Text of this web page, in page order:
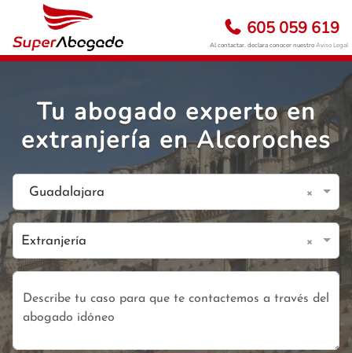
605 059 619
Al contactar, declara conocer nuestroAviso Legal
Tu abogado experto en
extranjería en Alcoroches
Guadalajara ×
Extranjería ×